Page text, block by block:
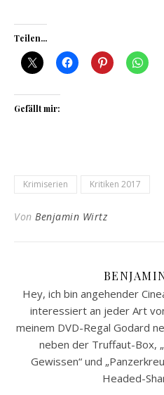
Teilen...
Gefällt mir:
Krimiserien Kritiken 2017
Von Benjamin Wirtz
Hey, ich bin angehender
interessiert an jeder Art
meinem DVD-Regal Godard
neben der Truffaut-Box,
Gewissen“ und
Headed-